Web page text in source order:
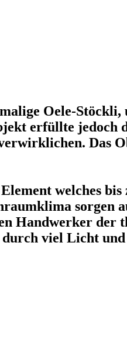
Oele-Stöckli,
erfüllte jedoch
Das
welches
sorgen
Handwerker der
viel Licht